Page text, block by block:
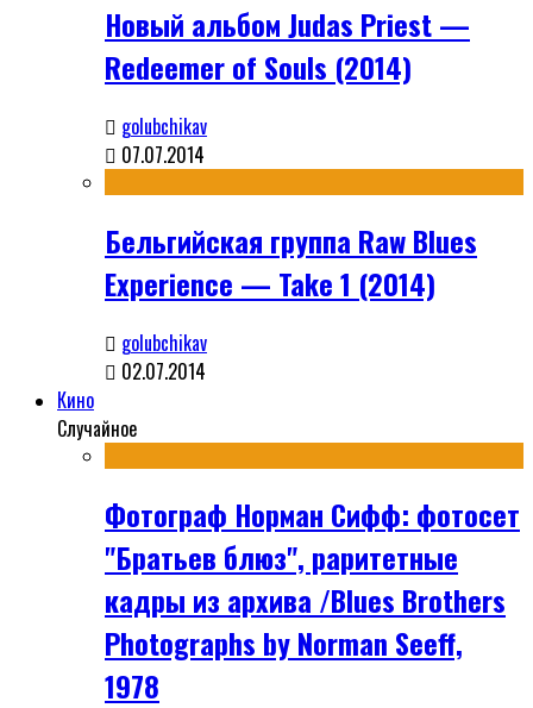
Новый альбом Judas Priest —
Redeemer of Souls (2014)
golubchikav
07.07.2014
Бельгийская группа Raw Blues
Experience — Take 1 (2014)
golubchikav
02.07.2014
Кино
Случайное
Фотограф Норман Сифф: фотосет
"Братьев блюз", раритетные
кадры из архива /Blues Brothers
Photographs by Norman Seeff,
1978